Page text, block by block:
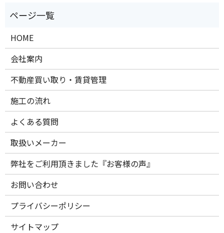
HOME
会社案内
不動産買い取り・賃貸管理
施工の流れ
よくある質問
取扱いメーカー
弊社をご利用頂きました『お客様の声』
お問い合わせ
プライバシーポリシー
サイトマップ